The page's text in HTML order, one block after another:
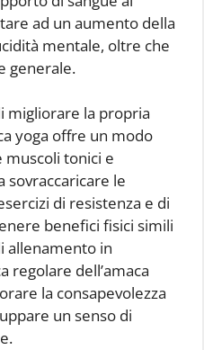
ad un aumento della
mentale, oltre che
generale.
migliorare la propria
yoga offre un modo
muscoli tonici e
sovraccaricare le
di resistenza e di
benefici fisici simili
allenamento in
regolare dell’amaca
la consapevolezza
un senso di